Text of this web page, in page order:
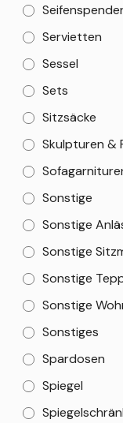
Servietten
Sessel
Sets
Sitzsäcke
Skulpturen &
Sonstige
Sonstige
Sonstige
Sonstige
Sonstige
Sonstiges
Spardosen
Spiegel